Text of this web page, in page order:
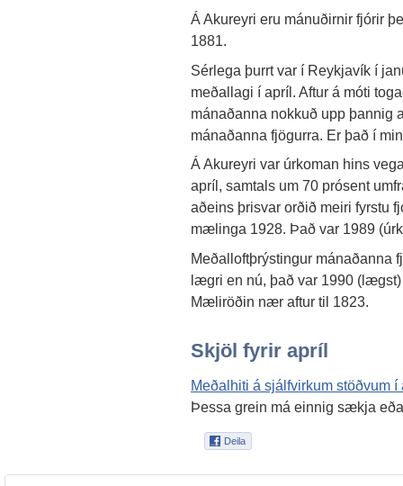
Á Akureyri eru mánuðirnir fjórir
1881.
Sérlega þurrt var í Reykjavík í
meðallagi í apríl. Aftur á móti
mánaðanna nokkuð upp þannig
mánaðanna fjögurra. Er það í
Á Akureyri var úrkoman hins
apríl, samtals um 70 prósent
aðeins þrisvar orðið meiri fyrstu
mælinga 1928. Það var 1989
Meðalloftþrýstingur mánaðanna
lægri en nú, það var 1990
Mæliröðin nær aftur til 1823.
Skjöl fyrir apríl
Meðalhiti á sjálfvirkum stöðvum
Þessa grein má einnig sækja